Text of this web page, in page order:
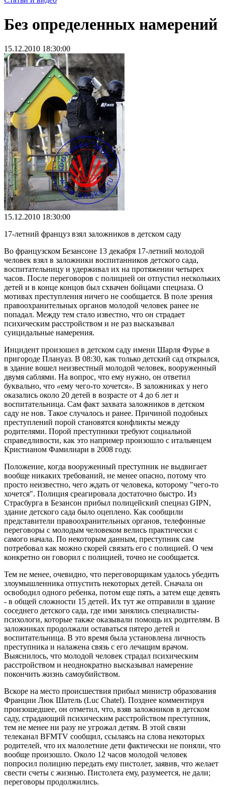
Без определенных намерений
15.12.2010 18:30:00
15.12.2010 18:30:00
17-летний француз взял заложников в детском саду
Во французском Безансоне 13 декабря 17-летний молодой
человек взял в заложники воспитанников детского сада,
воспитательницу и удерживал их на протяжении четырех
часов. После переговоров с полицией он отпустил нескольких
детей и в конце концов был схвачен бойцами спецназа. О
мотивах преступления ничего не сообщается. В поле зрения
правоохранительных органов молодой человек ранее не
попадал. Между тем стало известно, что он страдает
психическим расстройством и не раз высказывал
суицидальные намерения.
Инцидент произошел в детском саду имени Шарля Фурье в
пригороде Плануаз. В 08:30, как только детский сад открылся,
в здание вошел неизвестный молодой человек, вооруженный
двумя саблями. На вопрос, что ему нужно, он ответил
буквально, что «ему чего-то хочется». В заложниках у него
оказались около 20 детей в возрасте от 4 до 6 лет и
воспитательница. Сам факт захвата заложников в детском
саду не нов. Такое случалось и ранее. Причиной подобных
преступлений порой становятся конфликты между
родителями. Порой преступники требуют социальной
справедливости, как это например произошло с итальянцем
Кристианом Фамилиари в 2008 году.
Положение, когда вооруженный преступник не выдвигает
вообще никаких требований, не менее опасно, потому что
просто неизвестно, чего ждать от человека, которому "чего-то
хочется". Полиция среагировала достаточно быстро. Из
Страсбурга в Безансон прибыл полицейский спецназ GIPN,
здание детского сада было оцеплено. Как сообщили
представители правоохранительных органов, телефонные
переговоры с молодым человеком велись практически с
самого начала. По некоторым данным, преступник сам
потребовал как можно скорей связать его с полицией. О чем
конкретно он говорил с полицией, точно не сообщается.
Тем не менее, очевидно, что переговорщикам удалось убедить
злоумышленника отпустить некоторых детей. Сначала он
освободил одного ребенка, потом еще пять, а затем еще девять
- в общей сложности 15 детей. Их тут же отправили в здание
соседнего детского сада, где ими занялись специалисты-
психологи, которые также оказывали помощь их родителям. В
заложниках продолжали оставаться пятеро детей и
воспитательница. В это время была установлена личность
преступника и налажена связь с его лечащим врачом.
Выяснилось, что молодой человек страдал психическим
расстройством и неоднократно высказывал намерение
покончить жизнь самоубийством.
Вскоре на место происшествия прибыл министр образования
Франции Люк Шатель (Luc Chatel). Позднее комментируя
произошедшее, он отметил, что, взяв заложников в детском
саду, страдающий психическим расстройством преступник,
тем не менее ни разу не угрожал детям. В этой связи
телеканал BFMTV сообщил, ссылаясь на слова некоторых
родителей, что их малолетние дети фактически не поняли, что
вообще произошло. Около 12 часов молодой человек
попросил полицию передать ему пистолет, заявив, что желает
свести счеты с жизнью. Пистолета ему, разумеется, не дали;
переговоры продолжились.